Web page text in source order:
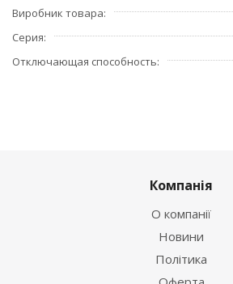
Виробник товара
Серия
Отключающая способность
Компанія
О компанії
Новини
Політика